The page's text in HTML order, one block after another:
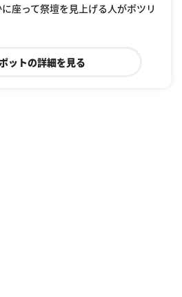
座って祭壇を見上げる人がポツリ
ットの詳細を見る